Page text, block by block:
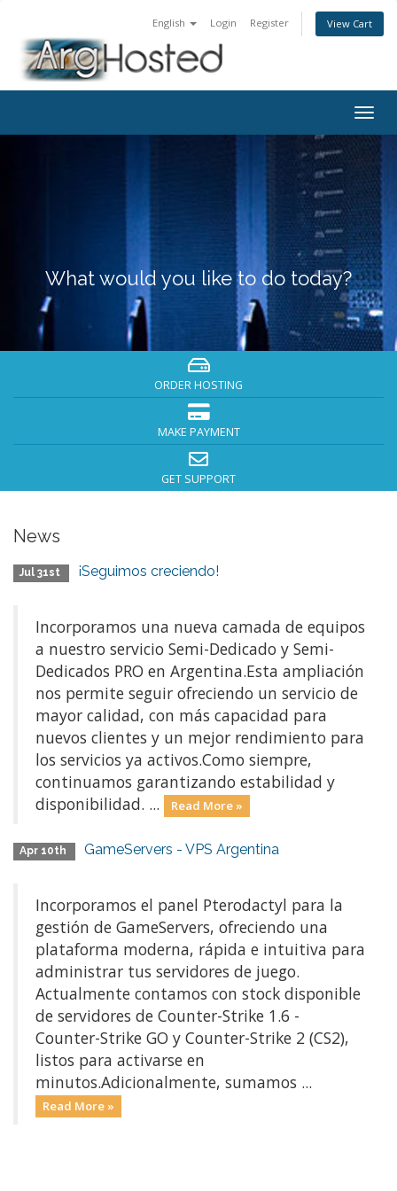
English Login Register View Cart
What would you like to do today?
ORDER HOSTING
MAKE PAYMENT
GET SUPPORT
News
Jul 31st ¡Seguimos creciendo!
Incorporamos una nueva camada de equipos
a nuestro servicio Semi-Dedicado y Semi-
Dedicados PRO en Argentina.Esta ampliación
nos permite seguir ofreciendo un servicio de
mayor calidad, con más capacidad para
nuevos clientes y un mejor rendimiento para
los servicios ya activos.Como siempre,
continuamos garantizando estabilidad y
disponibilidad. ...
Read More »
Apr 10th GameServers - VPS Argentina
Incorporamos el panel Pterodactyl para la
gestión de GameServers, ofreciendo una
plataforma moderna, rápida e intuitiva para
administrar tus servidores de juego.
Actualmente contamos con stock disponible
de servidores de Counter-Strike 1.6 -
Counter-Strike GO y Counter-Strike 2 (CS2),
listos para activarse en
minutos.Adicionalmente, sumamos ...
Read More »